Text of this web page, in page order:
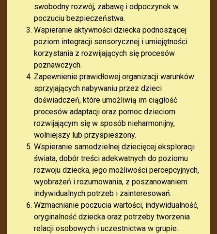
swobodny rozwój, zabawę i odpoczynek w
poczuciu bezpieczeństwa.
Wspieranie aktywności dziecka podnoszącej
poziom integracji sensorycznej i umiejętności
korzystania z rozwijających się procesów
poznawczych.
Zapewnienie prawidłowej organizacji warunków
sprzyjających nabywaniu przez dzieci
doświadczeń, które umożliwią im ciągłość
procesów adaptacji oraz pomoc dzieciom
rozwijającym się w sposób nieharmonijny,
wolniejszy lub przyspieszony.
Wspieranie samodzielnej dziecięcej eksploracji
świata, dobór treści adekwatnych do poziomu
rozwoju dziecka, jego możliwości percepcyjnych,
wyobrażeń i rozumowania, z poszanowaniem
indywidualnych potrzeb i zainteresowań.
Wzmacnianie poczucia wartości, indywidualność,
oryginalność dziecka oraz potrzeby tworzenia
relacji osobowych i uczestnictwa w grupie.